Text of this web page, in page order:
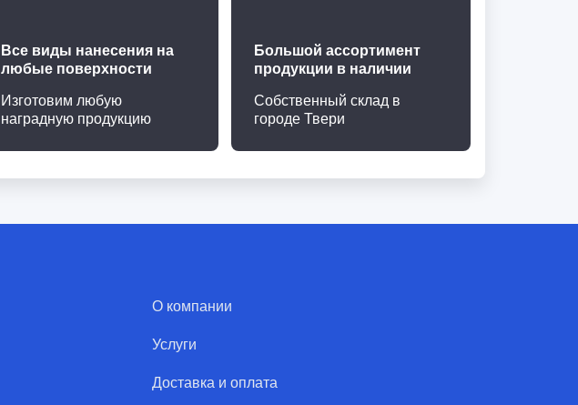
Все виды нанесения на
любые поверхности
Изготовим любую
наградную продукцию
Большой ассортимент
продукции в наличии
Собственный склад в
городе Твери
О компании
Услуги
Доставка и оплата